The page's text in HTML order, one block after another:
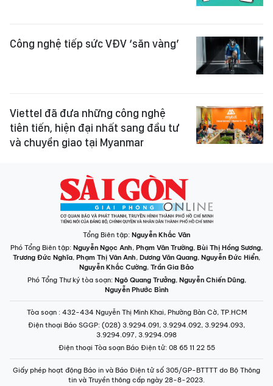
Công nghệ tiếp sức VĐV ‘săn vàng’
Viettel đã đưa những công nghệ
tiên tiến, hiện đại nhất sang đầu tư
và chuyển giao tại Myanmar
Tổng Biên tập: Nguyễn Khắc Văn
Phó Tổng Biên tập: Nguyễn Ngọc Anh, Phạm Văn Trường, Bùi Thị Hồng Sương,
Trương Đức Nghĩa, Phạm Thị Vân Anh, Dương Văn Quang, Nguyễn Đức Hiển,
Nguyễn Khắc Cường, Trần Gia Bảo
Phó Tổng Thư ký tòa soạn: Ngô Quang Trưởng, Nguyễn Chiến Dũng,
Nguyễn Phước Bình
Tòa soạn : 432-434 Nguyễn Thị Minh Khai, Phường Bàn Cờ, TP.HCM
Điện thoại Báo SGGP: (028) 3.9294.091, 3.9294.092, 3.9294.093,
3.9294.097, 3.9294.098
Điện thoại Tòa soạn Báo Điện tử: 08 65 11 22 55
Giấy phép hoạt động Báo in và Báo Điện tử số 305/GP-BTTTT do Bộ Thông
tin và Truyền thông cấp ngày 28-8-2023.